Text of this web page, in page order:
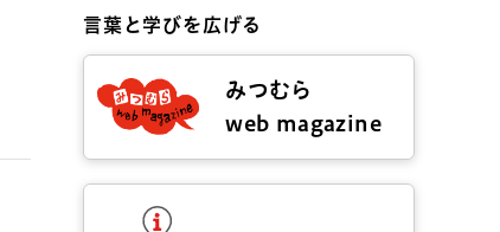
言葉と学びを広げる
みつむら
web magazine